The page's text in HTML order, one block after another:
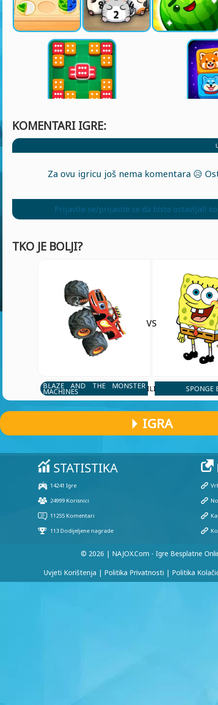
KOMENTARI IGRE:
Za ovu igricu još nema komentara 😥
Prijavite se/prijavite se da biste ostavljali
TKO JE BOLJI?
BLAZE AND THE MONSTER
MACHINES
VS
ILI SPONGE
IGRA
© 2026 | NAJOX.com - Igre Besplatne
Uvjeti Korištenja | Politika Privatnosti | Politika